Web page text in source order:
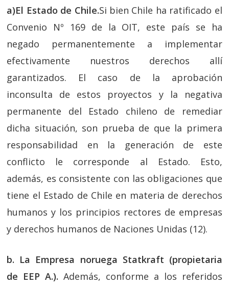
a)El Estado de Chile.Si bien Chile ha ratificado el
Convenio Nº 169 de la OIT, este país se ha
negado permanentemente a implementar
efectivamente nuestros derechos allí
garantizados. El caso de la aprobación
inconsulta de estos proyectos y la negativa
permanente del Estado chileno de remediar
dicha situación, son prueba de que la primera
responsabilidad en la generación de este
conflicto le corresponde al Estado. Esto,
además, es consistente con las obligaciones que
tiene el Estado de Chile en materia de derechos
humanos y los principios rectores de empresas
y derechos humanos de Naciones Unidas (12).
b. La Empresa noruega Statkraft (propietaria
de EEP A.).Además, conforme a los referidos